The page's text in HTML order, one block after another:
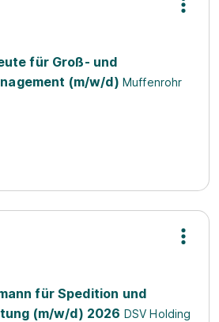
für Groß- und
(m/w/d) Muffenrohr
für Spedition und
(m/w/d) 2026 DSV Holding